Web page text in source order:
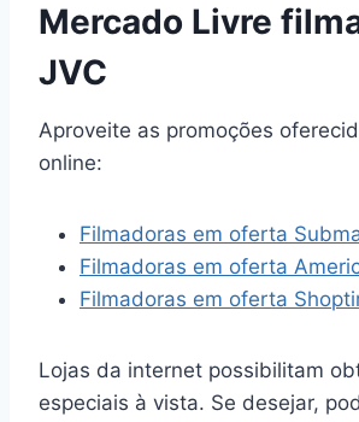
Mercado Livre
JVC
Aproveite as promoções
online:
Filmadoras em oferta
Filmadoras em oferta
Filmadoras em oferta
Lojas da internet possibilitam
especiais à vista. Se desejar,